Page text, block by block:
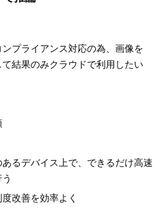
プライアンス対応の為、画像を
結果のみクラウドで利用したい
るデバイス上で、できるだけ高速
改善を効率よく